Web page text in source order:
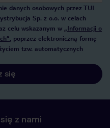
danych osobowych przez TUI
Sp. z o.o. w celach
celu wskazanym w „Informacji o
, poprzez elektroniczną formę
tzw. automatycznych
się
z nami